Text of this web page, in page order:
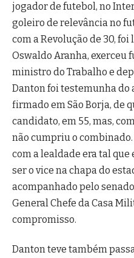
jogador de futebol, no
goleiro de relevância no
com a Revolução de 30,
Oswaldo Aranha, exerceu
ministro do Trabalho e
Danton foi testemunha
firmado em São Borja, de
candidato, em 55, mas,
não cumpriu o
com a lealdade era tal
ser o vice na chapa do
acompanhado pelo
General Chefe da Casa
compromisso.
Danton teve também